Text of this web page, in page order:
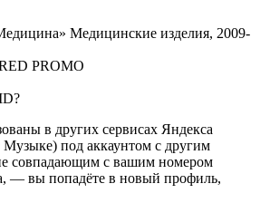
Медицинские изделия, 2009-
PROMO
в других сервисах Яндекса
под аккаунтом с другим
совпадающим с вашим номером
— вы попадёте в новый профиль,